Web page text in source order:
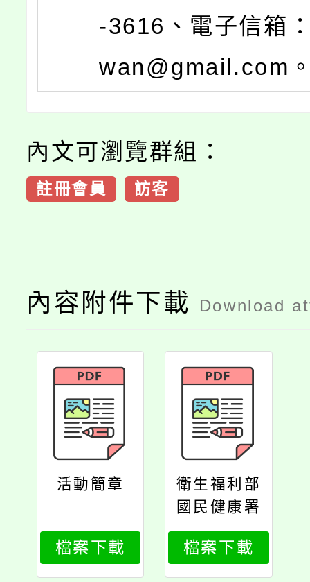
-3616、電子信箱
wan@gmail.com
內文可瀏覽群組：
註冊會員 訪客
內容附件下載 Download
活動簡章
檔案下載
衛生福利部
國民健康署
函
檔案下載